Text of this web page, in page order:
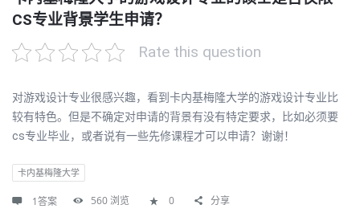
CS专业背景学生申请？
Rate this question
对游戏设计专业很感兴趣，看到卡内基梅隆大学的游戏设计专业比
较有特色。但是不确定对申请的背景有没有特定要求，比如必须要
cs专业毕业，或者说有一些先修课程才可以申请？谢谢！
卡内基梅隆大学
1答案 560浏览 0 分享